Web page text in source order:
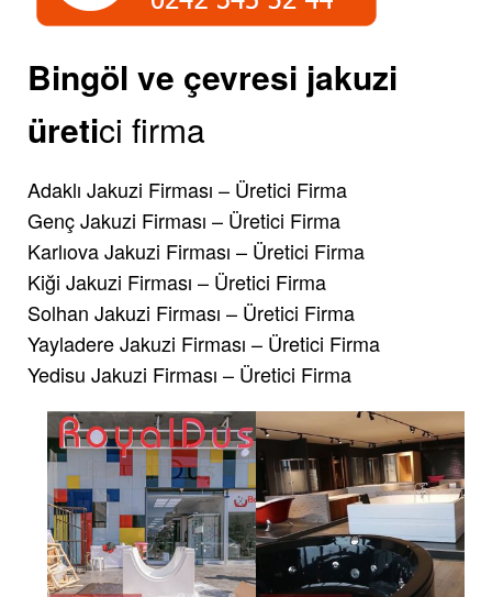
Bingöl ve çevresi jakuzi
üretici firma
Adaklı Jakuzi Firması – Üretici Firma
Genç Jakuzi Firması – Üretici Firma
Karlıova Jakuzi Firması – Üretici Firma
Kiği Jakuzi Firması – Üretici Firma
Solhan Jakuzi Firması – Üretici Firma
Yayladere Jakuzi Firması – Üretici Firma
Yedisu Jakuzi Firması – Üretici Firma